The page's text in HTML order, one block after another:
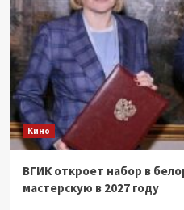
Кино
ВГИК откроет набор в
мастерскую в 2027 году